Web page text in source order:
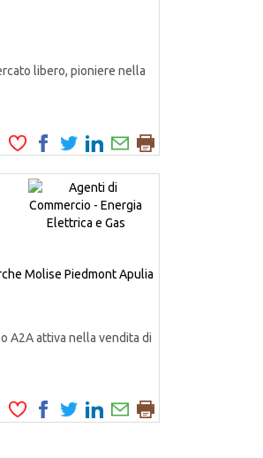
libero, pioniere nella
Molise PiedmontApulia
A2A attiva nella vendita di